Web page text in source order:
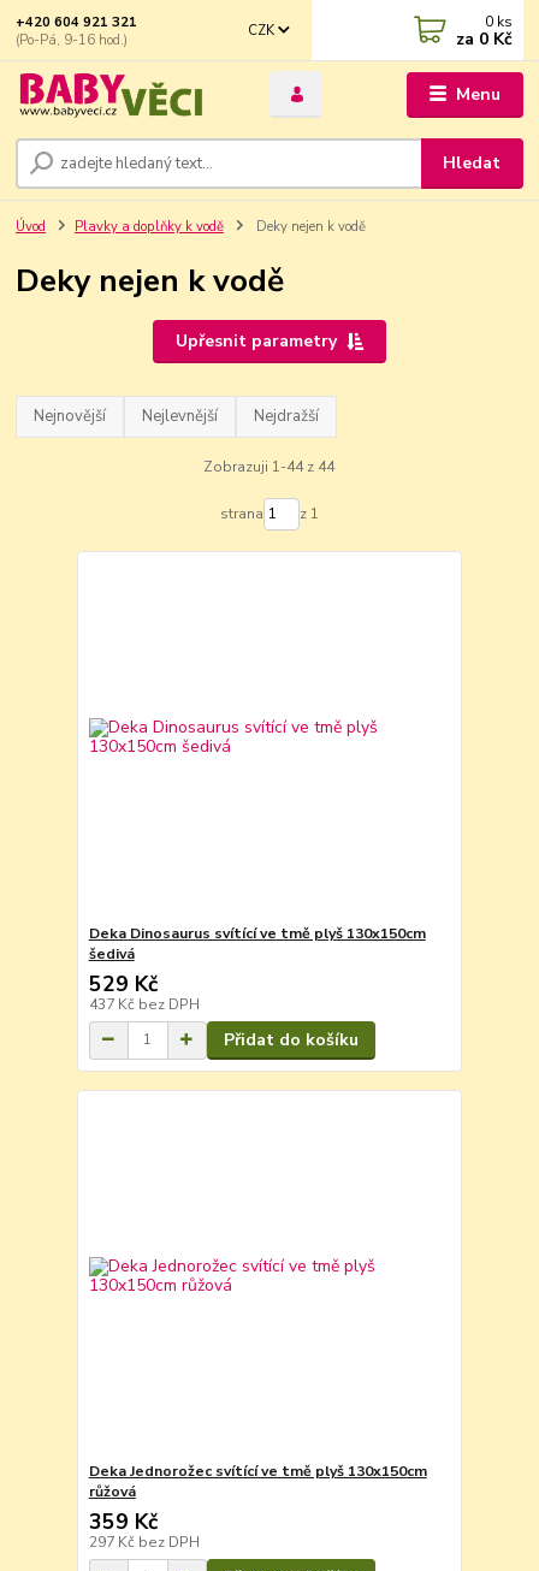
Menu
CZK
Hledat
+420 604 921 321
(Po-Pá, 9-16 hod.)
0 ks
za 0 Kč
Úvod Plavky a doplňky k vodě Deky nejen k vodě
Deky nejen k vodě
Upřesnit parametry
Nejnovější Nejlevnější Nejdražší
Zobrazuji 1-44 z 44
strana z 1
Deka Dinosaurus svítící ve tmě plyš 130x150cm
šedivá
529 Kč
437 Kč bez DPH
Přidat do košíku
Deka Jednorožec svítící ve tmě plyš 130x150cm
růžová
359 Kč
297 Kč bez DPH